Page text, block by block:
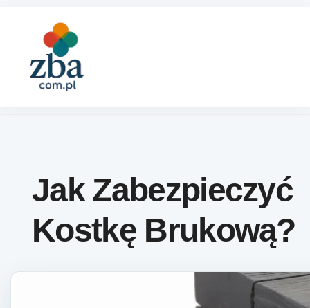
Jak Zabezpieczyć
Kostkę Brukową?